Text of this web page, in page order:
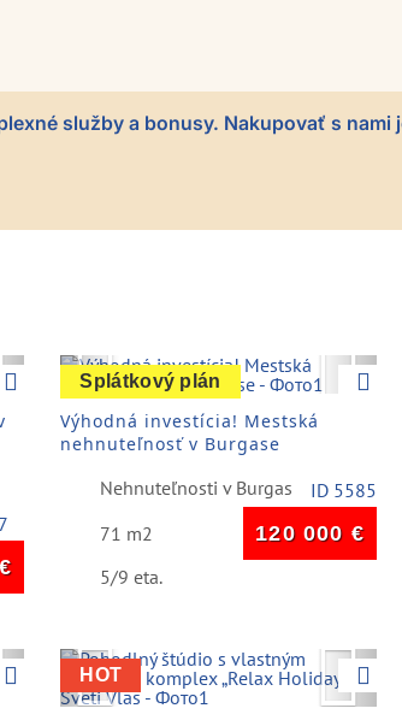
služby a bonusy. Nakupovať s nami
€
Previous Next
Splátkový plán
Výhodná investícia! Mestská
nehnuteľnosť v Burgase
Nehnuteľnosti v Burgas
ID 5585
71 m2
120 000 €
5/9 eta.
Previous Next
HOT